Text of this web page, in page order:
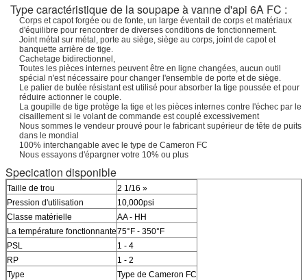
Type caractéristique de la soupape à vanne d'api 6A FC :
Corps et capot forgée ou de fonte, un large éventail de corps et matériaux
d'équilibre pour rencontrer de diverses conditions de fonctionnement.
Joint métal sur métal, porte au siège, siège au corps, joint de capot et
banquette arrière de tige.
Cachetage bidirectionnel,
Toutes les pièces internes peuvent être en ligne changées, aucun outil
spécial n'est nécessaire pour changer l'ensemble de porte et de siège.
Le palier de butée résistant est utilisé pour absorber la tige poussée et pour
réduire actionner le couple.
La goupille de tige protège la tige et les pièces internes contre l'échec par le
cisaillement si le volant de commande est couplé excessivement
Nous sommes le vendeur prouvé pour le fabricant supérieur de tête de puits
dans le mondial
100% interchangable avec le type de Cameron FC
Nous essayons d'épargner votre 10% ou plus
Specication disponible
Taille de trou
2 1/16 »
Pression d'utilisation
10,000psi
Classe matérielle
AA - HH
La température fonctionnante75°F - 350°F
PSL
1 - 4
RP
1 - 2
Type
Type de Cameron FC